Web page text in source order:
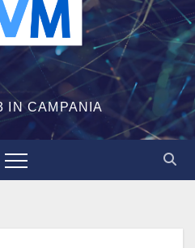
IN CAMPANIA